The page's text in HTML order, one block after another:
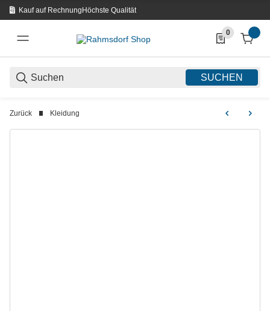
Kauf auf RechnungHöchste Qualität
SUCHEN
0
0 Produkte in
Zurück Kleidung